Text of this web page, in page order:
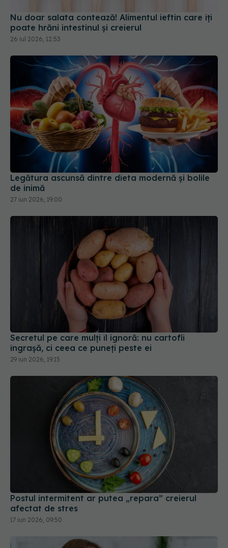
Legătura ascunsă dintre dieta modernă și bolile
de inimă
27 iun 2026, 19:00
Secretul pe care mulți îl ignoră: nu cartofii
îngrașă, ci ceea ce puneți peste ei
Postul intermitent ar putea „repara” creierul
afectat de stres